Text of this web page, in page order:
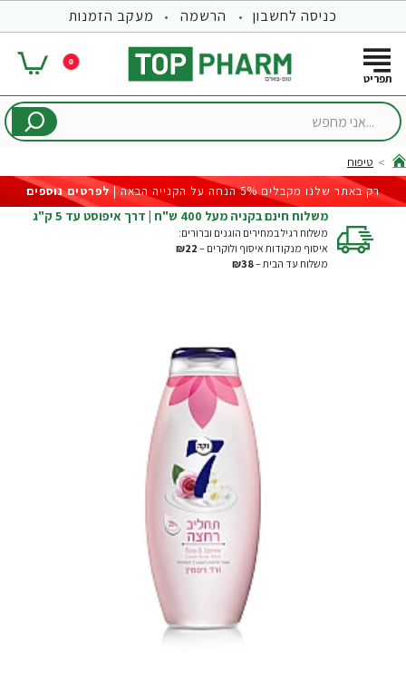
כניסה לחשבון הרשמה מעקב הזמנות
0
...אני
home
טיפוח
רק באתר שלנו מקבלים 5% הנחה על הקנייה הבאה |
לפרטים נוספים
משלוח חינם בקניה מעל 400 ש"ח | דרך איפוסט עד 5 ק"ג
משלוח רגיל במחירים הוגנים וברורים:
איסוף מנקודות איסוף ולוקרים – ₪22
משלוח עד הבית –₪38